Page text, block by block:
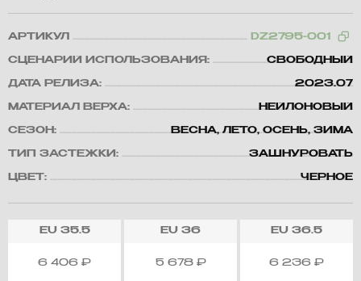
АРТИКУЛ DZ2795-001
СЦЕНАРИЙ ИСПОЛЬЗОВАНИЯ: СВОБОДНЫЙ
ДАТА РЕЛИЗА: 2023.07
МАТЕРИАЛ ВЕРХА: НЕЙЛОНОВЫЙ
СЕЗОН: ВЕСНА, ЛЕТО, ОСЕНЬ, ЗИМА
ТИП ЗАСТЕЖКИ: ЗАШНУРОВАТЬ
ЦВЕТ: ЧЕРНОЕ
EU35.5
6 406 ₽
EU 36
5 678 ₽
EU 36.5
6 236 ₽